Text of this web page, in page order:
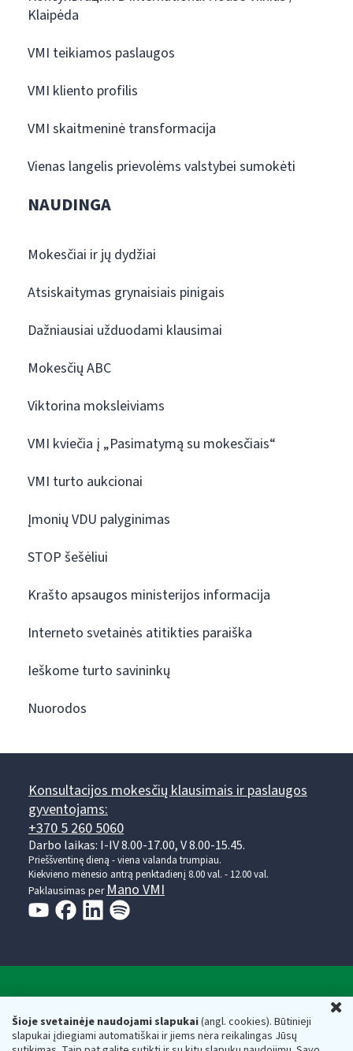
Šioje svetainėje naudojami slapukai(angl. cookies). Būtinieji
slapukai įdiegiami automatiškai ir jiems nėra reikalingas Jūsų
Klaipėda
VMI teikiamos paslaugos
VMI kliento profilis
VMI skaitmeninė transformacija
Vienas langelis prievolėms valstybei sumokėti
NAUDINGA
Mokesčiai ir jų dydžiai
Atsiskaitymas grynaisiais pinigais
Dažniausiai užduodami klausimai
Mokesčių ABC
Viktorina moksleiviams
VMI kviečia į „Pasimatymą su mokesčiais“
VMI turto aukcionai
Įmonių VDU palyginimas
STOP šešėliui
Krašto apsaugos ministerijos informacija
Interneto svetainės atitikties paraiška
Ieškome turto savininkų
Nuorodos
Konsultacijos mokesčių klausimais ir paslaugos
gyventojams:
+370 5 260 5060
Darbo laikas: I-IV 8.00-17.00, V 8.00-15.45.
Prieššventinę dieną - viena valanda trumpiau.
Kiekvieno mėnesio antrą penktadienį 8.00 val. - 12.00 val.
Paklausimas perMano VMI
Valstybinė mokesčių inspekcija prie Lietuvos
Respublikos finansų ministerijos
Biudžetinė įstaiga. Juridinio asmens kodas — 188659752,